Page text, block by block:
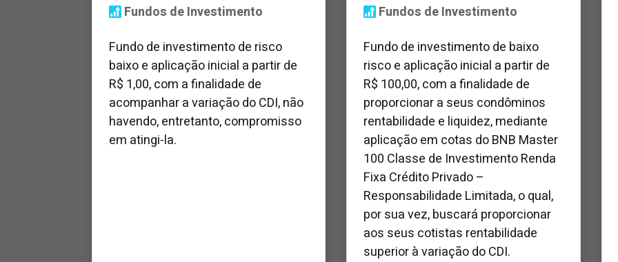
Fundos de Investimento
Fundo de investimento de risco
baixo e aplicação inicial a partir de
R$ 1,00, com a finalidade de
acompanhar a variação do CDI, não
havendo, entretanto, compromisso
em atingi-la.
Fundos de Investimento
Fundo de investimento de baixo
risco e aplicação inicial a partir de
R$ 100,00, com a finalidade de
proporcionar a seus condôminos
rentabilidade e liquidez, mediante
aplicação em cotas do BNB Master
100 Classe de Investimento Renda
Fixa Crédito Privado –
Responsabilidade Limitada, o qual,
por sua vez, buscará proporcionar
aos seus cotistas rentabilidade
superior à variação do CDI.